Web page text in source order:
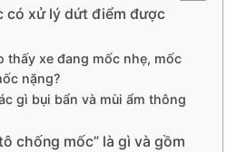
có xử lý dứt điểm được
thấy xe đang mốc nhẹ, mốc
nặng?
gì bụi bẩn và mùi ẩm thông
chống mốc” là gì và gồm